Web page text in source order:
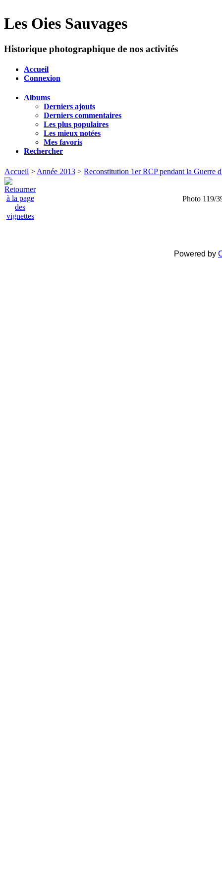
Les Oies Sauvages
Historique photographique de nos activités
Accueil
Connexion
Albums
Derniers ajouts
Derniers commentaires
Les plus populaires
Les mieux notées
Mes favoris
Rechercher
Accueil > Année 2013 > Reconstitution 1er RCP pendant la Guerre
Photo 119/
Powered by